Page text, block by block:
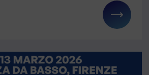
ad avere maggiori dettagli su: